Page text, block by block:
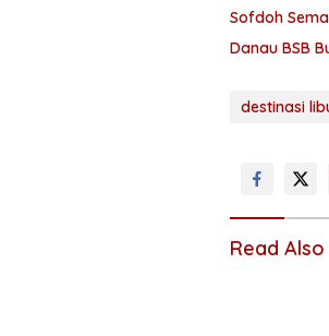
Sofdoh
Danau BSB
destinasi
Read Also